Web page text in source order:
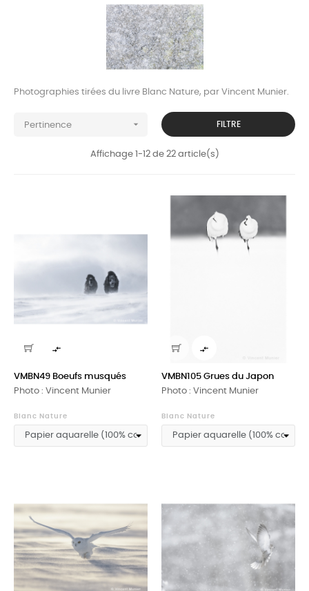
Photographies tirées du livre Blanc Nature, par Vincent Munier.
Pertinence  FILTRE
Affichage 1-12 de 22 article(s)

VMBN49 Boeufs musqués
Photo : Vincent Munier
Blanc Nature

VMBN105 Grues du Japon
Photo : Vincent Munier
Blanc Nature